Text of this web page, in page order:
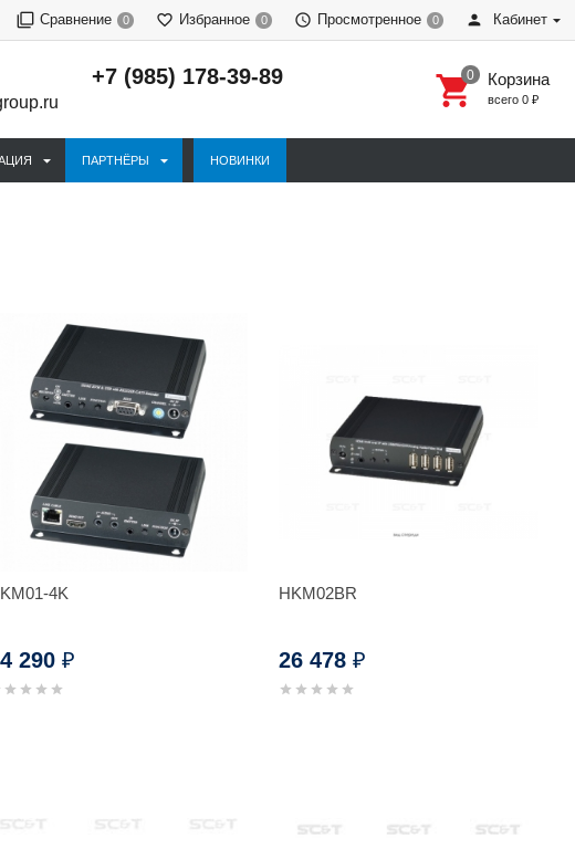
Сравнение 0 Избранное 0 Просмотренное 0 Кабинет
+7 (985) 178-39-89 Корзина
всего 0 ₽
ПАРТНЁРЫ НОВИНКИ
4K
290₽
HKM02BR
26 478₽